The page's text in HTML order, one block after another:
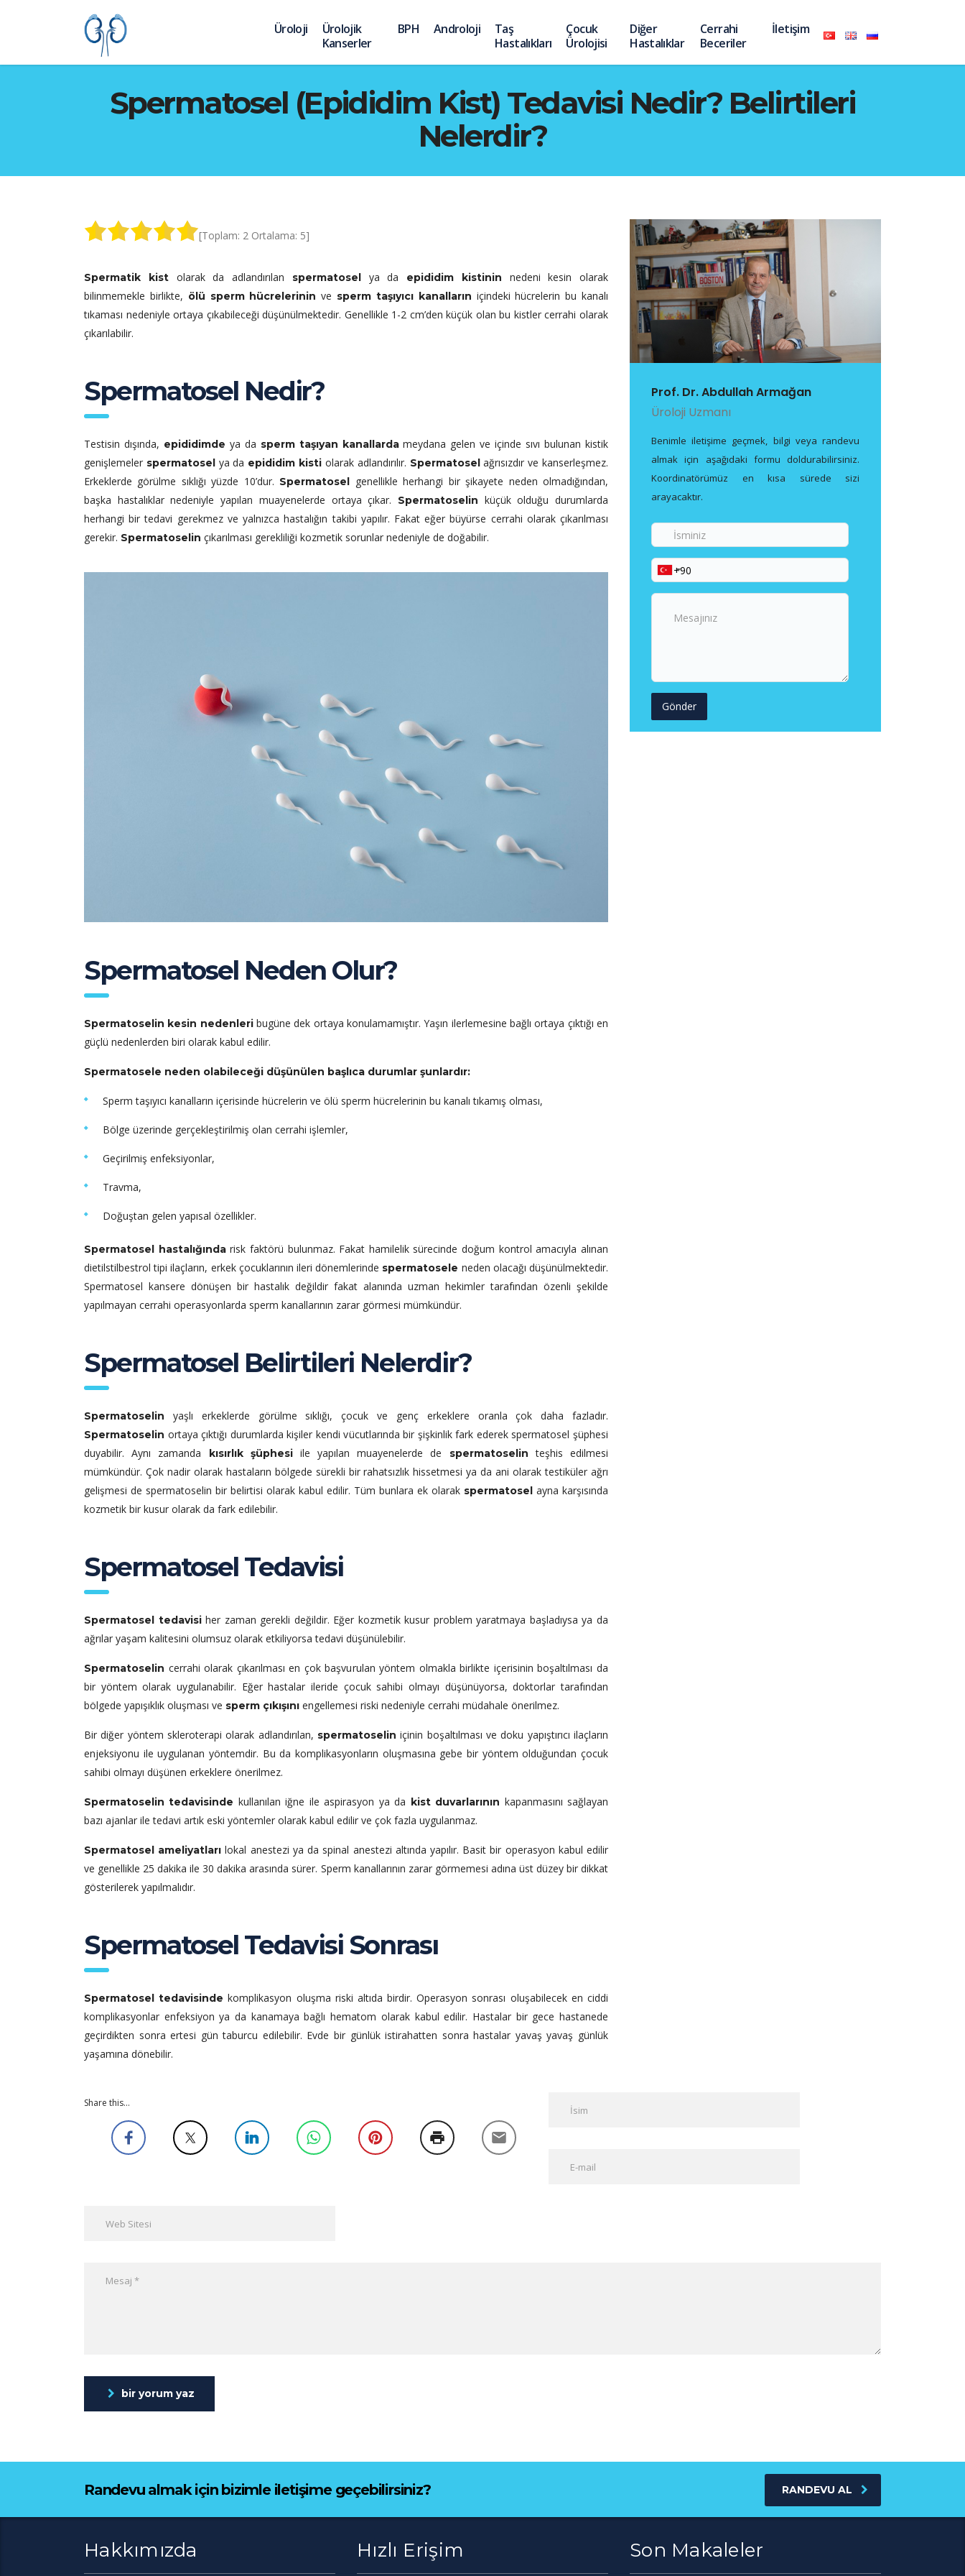
Üroloji
Ürolojik
Kanserler
BPH Androloji
Taş
Hastalıkları
Çocuk
Ürolojisi
Diğer
Hastalıklar
Cerrahi
Beceriler
İletişim
Spermatosel (Epididim Kist) Tedavisi Nedir? Belirtileri
Nelerdir?
[Toplam: 2 Ortalama: 5]
Spermatik kistolarak da adlandırılan spermatoselya da epididim kistinin nedeni kesin olarak
bilinmemekle birlikte, ölü sperm hücrelerinin ve sperm taşıyıcı kanalların içindeki hücrelerin bu kanalı
tıkaması nedeniyle ortaya çıkabileceği düşünülmektedir. Genellikle 1-2 cm’den küçük olan bu kistler cerrahi olarak
çıkarılabilir.
Spermatosel Nedir?
Testisin dışında, epididimde ya da sperm taşıyan kanallardameydana gelen ve içinde sıvı bulunan kistik
genişlemeler spermatoselya da epididim kisti olarak adlandırılır. Spermatoselağrısızdır ve kanserleşmez.
Erkeklerde görülme sıklığı yüzde 10’dur. Spermatosel genellikle herhangi bir şikayete neden olmadığından,
başka hastalıklar nedeniyle yapılan muayenelerde ortaya çıkar. Spermatoselin küçük olduğu durumlarda
herhangi bir tedavi gerekmez ve yalnızca hastalığın takibi yapılır. Fakat eğer büyürse cerrahi olarak çıkarılması
gerekir. Spermatoselin çıkarılması gerekliliği kozmetik sorunlar nedeniyle de doğabilir.
Spermatosel Neden Olur?
Spermatoselin kesin nedenleribugüne dek ortaya konulamamıştır. Yaşın ilerlemesine bağlı ortaya çıktığı en
güçlü nedenlerden biri olarak kabul edilir.
Spermatosele neden olabileceği düşünülen başlıca durumlar şunlardır:
Sperm taşıyıcı kanalların içerisinde hücrelerin ve ölü sperm hücrelerinin bu kanalı tıkamış olması,
Bölge üzerinde gerçekleştirilmiş olan cerrahi işlemler,
Geçirilmiş enfeksiyonlar,
Travma,
Doğuştan gelen yapısal özellikler.
Spermatosel hastalığındarisk faktörü bulunmaz. Fakat hamilelik sürecinde doğum kontrol amacıyla alınan
dietilstilbestrol tipi ilaçların, erkek çocuklarının ileri dönemlerinde spermatosele neden olacağı düşünülmektedir.
Spermatosel kansere dönüşen bir hastalık değildir fakat alanında uzman hekimler tarafından özenli şekilde
yapılmayan cerrahi operasyonlarda sperm kanallarının zarar görmesi mümkündür.
Spermatosel Belirtileri Nelerdir?
Spermatoselin yaşlı erkeklerde görülme sıklığı, çocuk ve genç erkeklere oranla çok daha fazladır.
Spermatoselin ortaya çıktığı durumlarda kişiler kendi vücutlarında bir şişkinlik fark ederek spermatosel şüphesi
duyabilir. Aynı zamanda
kısırlık şüphesiile yapılan muayenelerde de spermatoselin teşhis edilmesi
mümkündür. Çok nadir olarak hastaların bölgede sürekli bir rahatsızlık hissetmesi ya da ani olarak testiküler ağrı
gelişmesi de spermatoselin bir belirtisi olarak kabul edilir. Tüm bunlara ek olarak spermatosel ayna karşısında
kozmetik bir kusur olarak da fark edilebilir.
Spermatosel Tedavisi
Spermatosel tedavisiher zaman gerekli değildir. Eğer kozmetik kusur problem yaratmaya başladıysa ya da
ağrılar yaşam kalitesini olumsuz olarak etkiliyorsa tedavi düşünülebilir.
Spermatoselin cerrahi olarak çıkarılması en çok başvurulan yöntem olmakla birlikte içerisinin boşaltılması da
bir yöntem olarak uygulanabilir. Eğer hastalar ileride çocuk sahibi olmayı düşünüyorsa, doktorlar tarafından
bölgede yapışıklık oluşması ve sperm çıkışını engellemesi riski nedeniyle cerrahi müdahale önerilmez.
Bir diğer yöntem skleroterapi olarak adlandırılan, spermatoselin içinin boşaltılması ve doku yapıştırıcı ilaçların
enjeksiyonu ile uygulanan yöntemdir. Bu da komplikasyonların oluşmasına gebe bir yöntem olduğundan çocuk
sahibi olmayı düşünen erkeklere önerilmez.
Spermatoselin tedavisinde kullanılan iğne ile aspirasyon ya da kist duvarlarının kapanmasını sağlayan
bazı ajanlar ile tedavi artık eski yöntemler olarak kabul edilir ve çok fazla uygulanmaz.
Spermatosel ameliyatları lokal anestezi ya da spinal anestezi altında yapılır. Basit bir operasyon kabul edilir
ve genellikle 25 dakika ile 30 dakika arasında sürer. Sperm kanallarının zarar görmemesi adına üst düzey bir dikkat
gösterilerek yapılmalıdır.
Spermatosel Tedavisi Sonrası
Spermatosel tedavisinde komplikasyon oluşma riski altıda birdir. Operasyon sonrası oluşabilecek en ciddi
komplikasyonlar enfeksiyon ya da kanamaya bağlı hematom olarak kabul edilir. Hastalar bir gece hastanede
geçirdikten sonra ertesi gün taburcu edilebilir. Evde bir günlük istirahatten sonra hastalar yavaş yavaş günlük
yaşamına dönebilir.
Prof. Dr. Abdullah Armağan
Üroloji Uzmanı
Benimle iletişime geçmek, bilgi veya randevu
almak için aşağıdaki formu doldurabilirsiniz.
Koordinatörümüz en kısa sürede sizi
arayacaktır.
İsminiz
Telefon
Numaranız
Mesajınız
Share this...
bir yorum yaz
Randevu almak için bizimle iletişime geçebilirsiniz? RANDEVU AL
Hakkımızda Hızlı Erişim Son Makaleler